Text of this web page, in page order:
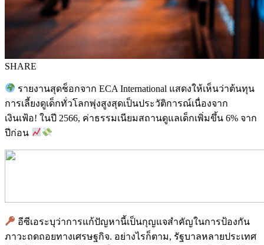
SHARE
รายงานสุดช็อกจาก ECA International แสดงให้เห็นว่าต้นทุน
การเลี้ยงดูเด็กทั่วโลกพุ่งสูงสุดเป็นประวัติการณ์เนื่องจาก
เงินเฟ้อ! ในปี 2566, ค่าธรรมเนียมสถานดูแลเด็กเพิ่มขึ้น 6% จาก
ปีก่อน
อีซีเอระบุว่าการแก้ปัญหานี้เป็นกุญแจสำคัญในการป้องกัน
ภาวะถดถอยทางเศรษฐกิจ. อย่างไรก็ตาม, รัฐบาลหลายประเทศ